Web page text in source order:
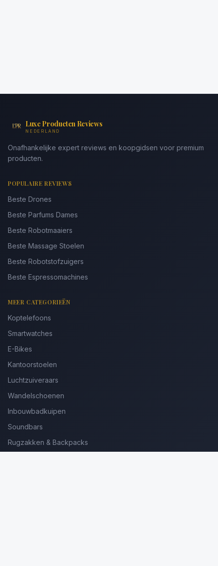
Luxe Producten Reviews
NEDERLAND
Onafhankelijke expert reviews en koopgidsen voor premium
producten.
POPULAIRE REVIEWS
Beste Drones
Beste Parfums Dames
Beste Robotmaaiers
Beste Massage Stoelen
Beste Robotstofzuigers
Beste Espressomachines
MEER CATEGORIEËN
Koptelefoons
Smartwatches
E-Bikes
Kantoorstoelen
Luchtzuiveraars
Wandelschoenen
Inbouwbadkuipen
Soundbars
Rugzakken & Backpacks